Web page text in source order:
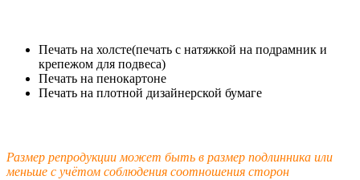
Печать на холсте(печать с натяжкой на подрамник и
крепежом для подвеса)
Печать на пенокартоне
Печать на плотной дизайнерской бумаге
Размер репродукции может быть в размер подлинника или
меньше с учётом соблюдения соотношения сторон